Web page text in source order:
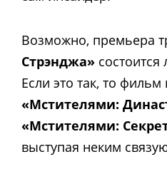
Возможно, премьера
Стрэнджа» состоится
Если это так, то
«Мстителями:
«Мстителями:
выступая неким